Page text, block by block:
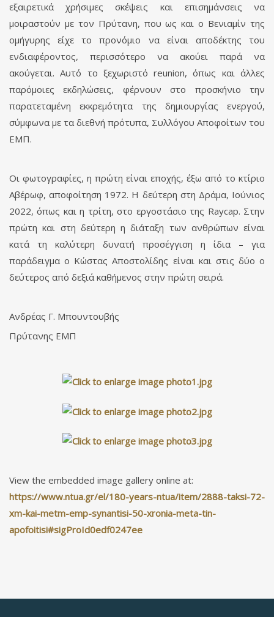
εξαιρετικά χρήσιμες σκέψεις και επισημάνσεις να
μοιραστούν με τον Πρύτανη, που ως και ο Βενιαμίν της
ομήγυρης είχε το προνόμιο να είναι αποδέκτης του
ενδιαφέροντος, περισσότερο να ακούει παρά να
ακούγεται. Αυτό το ξεχωριστό reunion, όπως και άλλες
παρόμοιες εκδηλώσεις, φέρνουν στο προσκήνιο την
παρατεταμένη εκκρεμότητα της δημιουργίας ενεργού,
σύμφωνα με τα διεθνή πρότυπα, Συλλόγου Αποφοίτων του
ΕΜΠ.
Οι φωτογραφίες, η πρώτη είναι εποχής, έξω από το κτίριο
Αβέρωφ, αποφοίτηση 1972. Η δεύτερη στη Δράμα, Ιούνιος
2022, όπως και η τρίτη, στο εργοστάσιο της Raycap. Στην
πρώτη και στη δεύτερη η διάταξη των ανθρώπων είναι
κατά τη καλύτερη δυνατή προσέγγιση η ίδια – για
παράδειγμα ο Κώστας Αποστολίδης είναι και στις δύο ο
δεύτερος από δεξιά καθήμενος στην πρώτη σειρά.
Ανδρέας Γ. Μπουντουβής
Πρύτανης ΕΜΠ
View the embedded image gallery online at:
https://www.ntua.gr/el/180-years-ntua/item/2888-taksi-72-
xm-kai-metm-emp-synantisi-50-xronia-meta-tin-
apofoitisi#sigProId0edf0247ee